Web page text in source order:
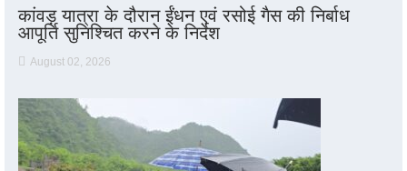
कांवड़ यात्रा के दौरान ईंधन एवं रसोई गैस की निर्बाध
आपूर्ति सुनिश्चित करने के निर्देश
August 02, 2026